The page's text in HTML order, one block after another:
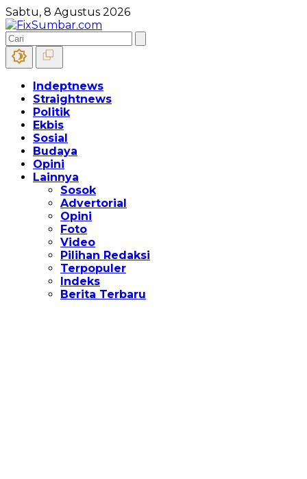
Sabtu, 8 Agustus 2026
Indeptnews
Straightnews
Politik
Ekbis
Sosial
Budaya
Opini
Lainnya
Sosok
Advertorial
Opini
Foto
Video
Pilihan Redaksi
Terpopuler
Indeks
Berita Terbaru